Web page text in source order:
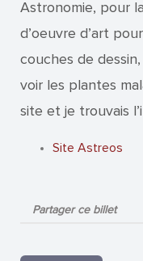
Astronomie, pour
d’oeuvre d’art
couches de
voir les plantes
site et je trouvais
Site Astreos
Partager ce billet